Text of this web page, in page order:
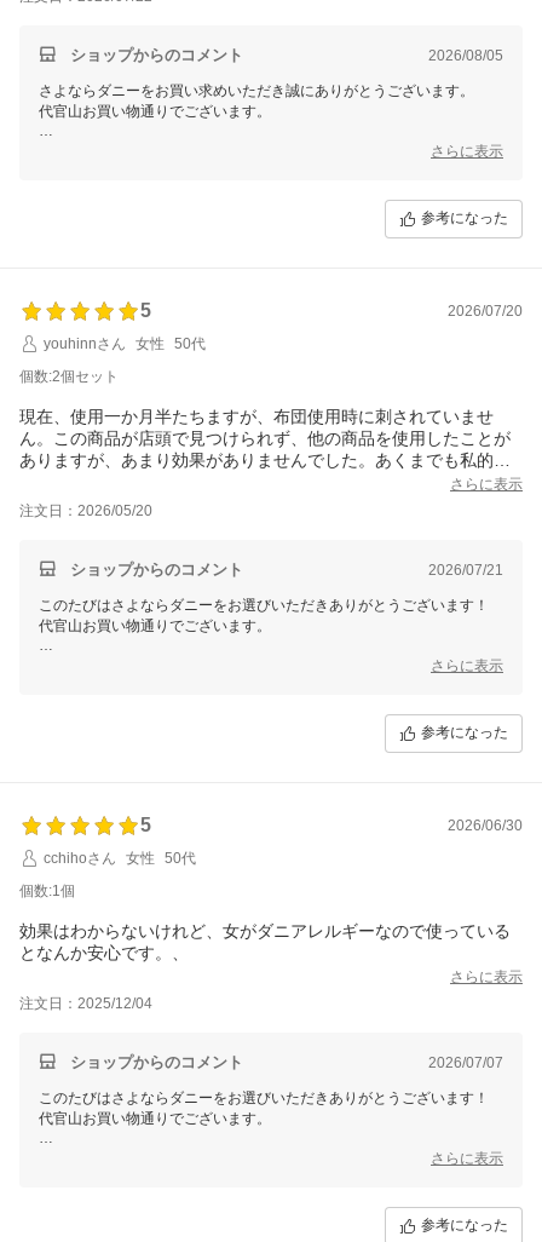
から定期購入の物など色々ありますが、こちらは好きな時に購入
送してくださった事もありがたかったです。
ショップからのコメント 2026/08/05
さよならダニーをお買い求めいただき誠にありがとうございます。
代官山お買い物通りでございます。
娘さんに少しでも症状の改善を感じていただけたとのことで、本当に嬉
また、発送の早さにもご満足いただけたこと、スタッフ一同励みになり
またのご利用を心よりお待ちしております。
さらに表示
参考になった
5
2026/07/20
youhinnさん
女性
50代
個数:2個セット
現在、使用一か月半たちますが、布団使用時に刺されていませ
ん。この商品が店頭で見つけられず、他の商品を使用したことが
ありますが、あまり効果がありませんでした。あくまでも私的な
感想ですが良く捕れているのだと思います。通販で見つけること
が出来て感謝しています。
さらに表示
注文日：2026/05/20
ショップからのコメント 2026/07/21
このたびはさよならダニーをお選びいただきありがとうございます！
代官山お買い物通りでございます。
「さよならダニー」が布団でのダニ対策に一役立てているようで大変嬉
さらに表示
参考になった
5
2026/06/30
cchihoさん
女性
50代
個数:1個
効果はわからないけれど、女がダニアレルギーなので使っている
となんか安心です。、
さらに表示
注文日：2025/12/04
ショップからのコメント 2026/07/07
このたびはさよならダニーをお選びいただきありがとうございます！
代官山お買い物通りでございます。
お客様に少しでも安心感をお届けできているのなら嬉しい限りです。
さらに表示
参考になった